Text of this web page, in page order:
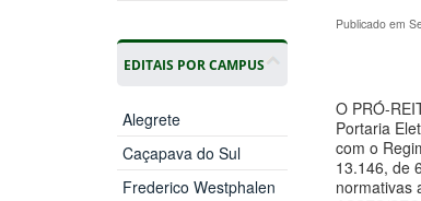
EDITAIS POR CAMPUS
Alegrete
Caçapava do Sul
Frederico Westphalen
Publicado em
O PRÓ-
Portaria
com o
13.146, de
normativas